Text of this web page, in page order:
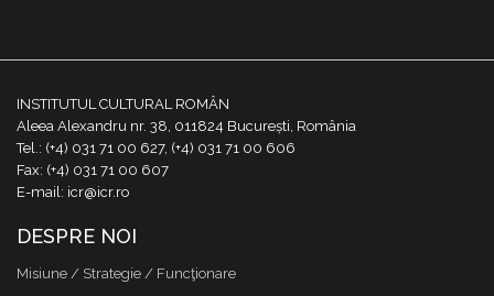
INSTITUTUL CULTURAL ROMÂN
Aleea Alexandru nr. 38, 011824 București, România
Tel.: (+4) 031 71 00 627, (+4) 031 71 00 606
Fax: (+4) 031 71 00 607
E-mail: icr@icr.ro
DESPRE NOI
Misiune / Strategie / Funcţionare